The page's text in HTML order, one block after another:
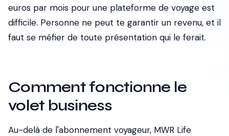
euros par mois pour une plateforme de voyage est
difficile. Personne ne peut te garantir un revenu, et il
faut se méfier de toute présentation qui le ferait.
Comment fonctionne le
volet business
Au-delà de l'abonnement voyageur, MWR Life